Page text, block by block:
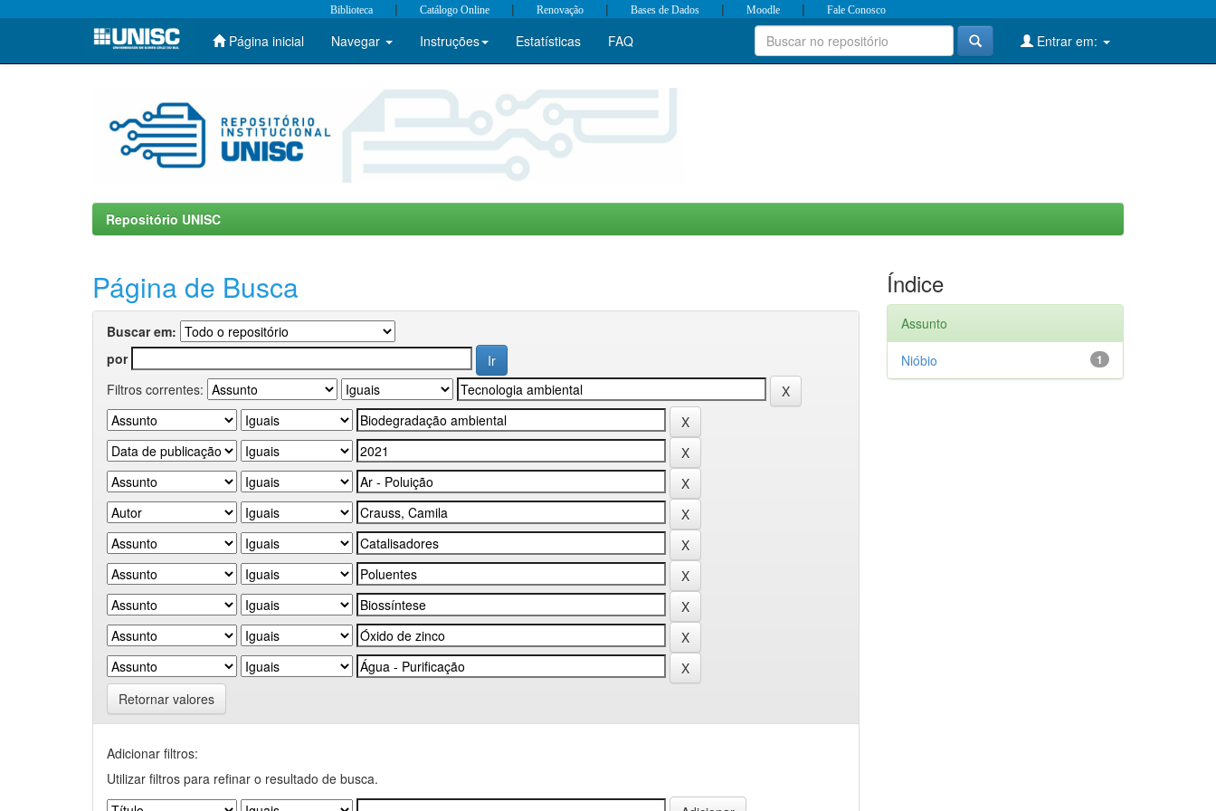
Skip
Biblioteca | Catálogo Online | Renovação | Bases de Dados | Moodle | Fale Conosco
Página inicial Navegar Instruções Estatísticas FAQ Entrar em:
Repositório UNISC
Página de Busca
Buscar em:
por
Filtros correntes:
Retornar valores
Adicionar filtros:
Utilizar filtros para refinar o resultado de busca.
Índice
Assunto
1
Nióbio